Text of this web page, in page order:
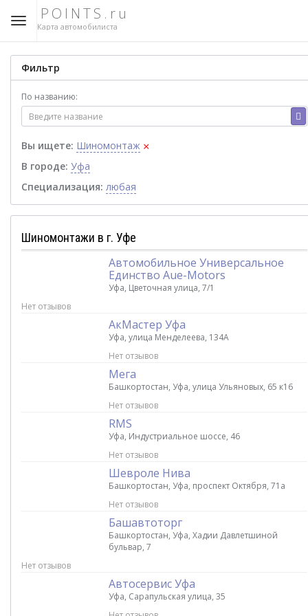
POINTS.ru
Карта автомобилиста
Фильтр
По названию:
Вы ищете: Шиномонтаж ×
В городе: Уфа
Специализация: любая
Шиномонтажи в г. Уфе
Автомобильное Универсальное
Единство Aue-Motors
Уфа, Цветочная улица, 7/1
Нет отзывов
АкМастер Уфа
Уфа, улица Менделеева, 134А
Нет отзывов
Мега
Башкортостан, Уфа, улица Ульяновых, 65 к16
Нет отзывов
RMS
Уфа, Индустриальное шоссе, 46
Нет отзывов
Шевроле Нива
Башкортостан, Уфа, проспект Октября, 71а
Нет отзывов
Башавтоторг
Башкортостан, Уфа, Хадии Давлетшиной
бульвар, 7
Нет отзывов
Автосервис Уфа
Уфа, Сарапульская улица, 35